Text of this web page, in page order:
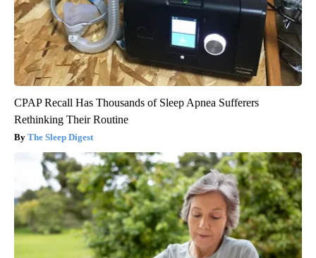
CPAP Recall Has Thousands of Sleep Apnea Sufferers
Rethinking Their Routine
The Sleep Digest